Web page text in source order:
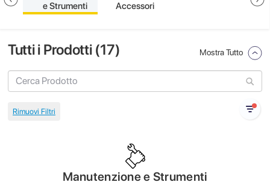
e Strumenti
Accessori
Tutti i Prodotti (17) Mostra Tutto
Manutenzione e Strumenti